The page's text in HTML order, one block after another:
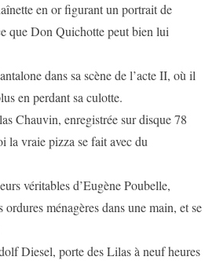
en or figurant un portrait de
que Don Quichotte peut bien lui
dans sa scène de l’acte II, où il
en perdant sa culotte.
Chauvin, enregistrée sur disque 78
la vraie pizza se fait avec du
véritables d’Eugène Poubelle,
ménagères dans une main, et se
Diesel, porte des Lilas à neuf heures